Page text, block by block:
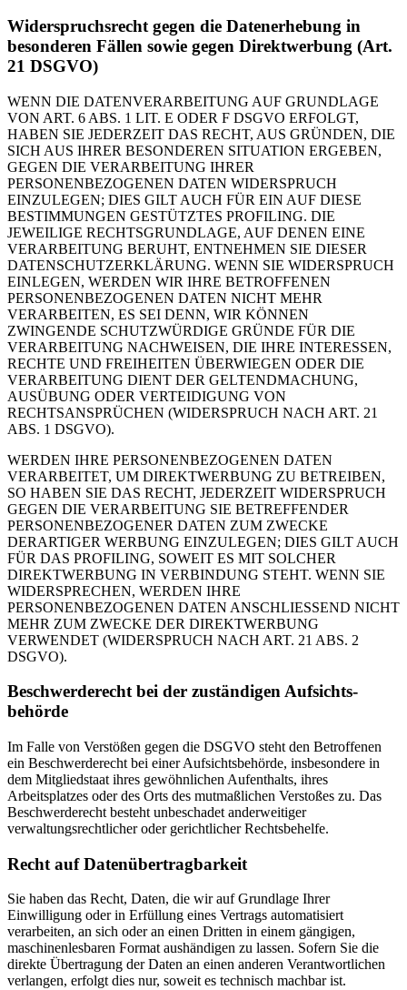
Widerspruchsrecht gegen die Datenerhebung in
besonderen Fällen sowie gegen Direktwerbung (Art.
21 DSGVO)
WENN DIE DATENVERARBEITUNG AUF GRUNDLAGE
VON ART. 6 ABS. 1 LIT. E ODER F DSGVO ERFOLGT,
HABEN SIE JEDERZEIT DAS RECHT, AUS GRÜNDEN, DIE
SICH AUS IHRER BESONDEREN SITUATION ERGEBEN,
GEGEN DIE VERARBEITUNG IHRER
PERSONENBEZOGENEN DATEN WIDERSPRUCH
EINZULEGEN; DIES GILT AUCH FÜR EIN AUF DIESE
BESTIMMUNGEN GESTÜTZTES PROFILING. DIE
JEWEILIGE RECHTSGRUNDLAGE, AUF DENEN EINE
VERARBEITUNG BERUHT, ENTNEHMEN SIE DIESER
DATENSCHUTZERKLÄRUNG. WENN SIE WIDERSPRUCH
EINLEGEN, WERDEN WIR IHRE BETROFFENEN
PERSONENBEZOGENEN DATEN NICHT MEHR
VERARBEITEN, ES SEI DENN, WIR KÖNNEN
ZWINGENDE SCHUTZWÜRDIGE GRÜNDE FÜR DIE
VERARBEITUNG NACHWEISEN, DIE IHRE INTERESSEN,
RECHTE UND FREIHEITEN ÜBERWIEGEN ODER DIE
VERARBEITUNG DIENT DER GELTENDMACHUNG,
AUSÜBUNG ODER VERTEIDIGUNG VON
RECHTSANSPRÜCHEN (WIDERSPRUCH NACH ART. 21
ABS. 1 DSGVO).
WERDEN IHRE PERSONENBEZOGENEN DATEN
VERARBEITET, UM DIREKTWERBUNG ZU BETREIBEN,
SO HABEN SIE DAS RECHT, JEDERZEIT WIDERSPRUCH
GEGEN DIE VERARBEITUNG SIE BETREFFENDER
PERSONENBEZOGENER DATEN ZUM ZWECKE
DERARTIGER WERBUNG EINZULEGEN; DIES GILT AUCH
FÜR DAS PROFILING, SOWEIT ES MIT SOLCHER
DIREKTWERBUNG IN VERBINDUNG STEHT. WENN SIE
WIDERSPRECHEN, WERDEN IHRE
PERSONENBEZOGENEN DATEN ANSCHLIESSEND NICHT
MEHR ZUM ZWECKE DER DIREKTWERBUNG
VERWENDET (WIDERSPRUCH NACH ART. 21 ABS. 2
DSGVO).
Beschwerde­recht bei der zuständigen Aufsichts­
behörde
Im Falle von Verstößen gegen die DSGVO steht den Betroffenen
ein Beschwerderecht bei einer Aufsichtsbehörde, insbesondere in
dem Mitgliedstaat ihres gewöhnlichen Aufenthalts, ihres
Arbeitsplatzes oder des Orts des mutmaßlichen Verstoßes zu. Das
Beschwerderecht besteht unbeschadet anderweitiger
verwaltungsrechtlicher oder gerichtlicher Rechtsbehelfe.
Recht auf Daten­übertrag­barkeit
Sie haben das Recht, Daten, die wir auf Grundlage Ihrer
Einwilligung oder in Erfüllung eines Vertrags automatisiert
verarbeiten, an sich oder an einen Dritten in einem gängigen,
maschinenlesbaren Format aushändigen zu lassen. Sofern Sie die
direkte Übertragung der Daten an einen anderen Verantwortlichen
verlangen, erfolgt dies nur, soweit es technisch machbar ist.